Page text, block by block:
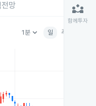
망
1분keyboard_arrow_down 일 주
partner_exchange
함께투자